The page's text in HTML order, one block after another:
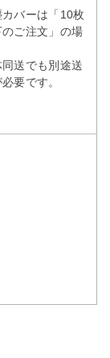
カバーは「10枚
のご注文」の場
同送でも別途送
要です。